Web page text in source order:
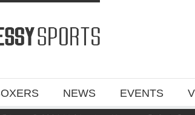
NEWS EVENTS